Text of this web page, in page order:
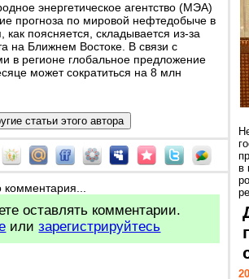
энергетическое агентство (МЭА)
прогноза по мировой нефтедобыче в
как поясняется, складывается из-за
на Ближнем Востоке. В связи с
в регионе глобальное предложение
может сократиться на 8 млн
оставлять комментарии.
илизарегистрируйтесь
в